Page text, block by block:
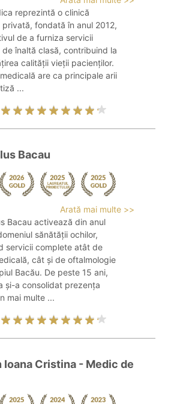
reprezintă o clinică
privată, fondată în anul 2012,
de a furniza servicii
de înaltă clasă, contribuind la
calității vieții pacienților.
are ca principale arii
...
Bacau
Arată mai multe >>
Bacau activează din anul
sănătății ochilor,
servicii complete atât de
cât și de oftalmologie
Bacău. De peste 15 ani,
și-a consolidat prezența
mai multe ...
Ioana Cristina - Medic de